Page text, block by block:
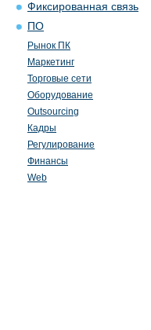
Фиксированная связь
ПО
Рынок ПК
Маркетинг
Торговые сети
Оборудование
Outsourcing
Кадры
Регулирование
Финансы
Web